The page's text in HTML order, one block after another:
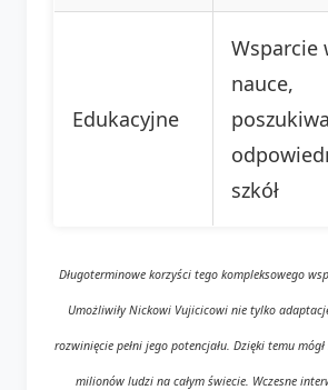
Edukacyjne
Wsparcie
nauce,
szkół
Długoterminowe korzyści tego kompleksowego
Umożliwiły Nickowi Vujicicowi nie tylko
rozwinięcie pełni jego potencjału. Dzięki temu
milionów ludzi na całym świecie. Wczesne